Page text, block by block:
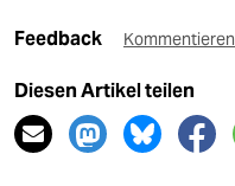
Feedback Kommentieren
Diesen Artikel teilen